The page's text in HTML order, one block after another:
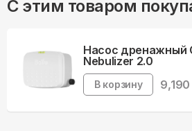
С этим товаром
Насос дренажный
Nebulizer 2.0
В корзину 9,190